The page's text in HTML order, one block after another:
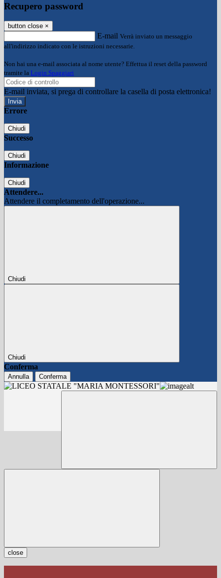
Recupero password
button close ×
E-mail Verrà inviato un messaggio
all'indirizzo indicato con le istruzioni necessarie.
Non hai una e-mail associata al nome utente? Effettua il reset della password
tramite la Login Spaggiari
E-mail inviata, si prega di controllare la casella di posta elettronica!
Errore
Chiudi
Successo
Chiudi
Informazione
Chiudi
Attendere...
Attendere il completamento dell'operazione...
Chiudi
Chiudi
Conferma
Annulla Conferma
close